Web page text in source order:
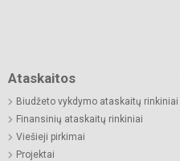
Ataskaitos
Biudžeto vykdymo ataskaitų rinkiniai
Finansinių ataskaitų rinkiniai
Viešieji pirkimai
Projektai